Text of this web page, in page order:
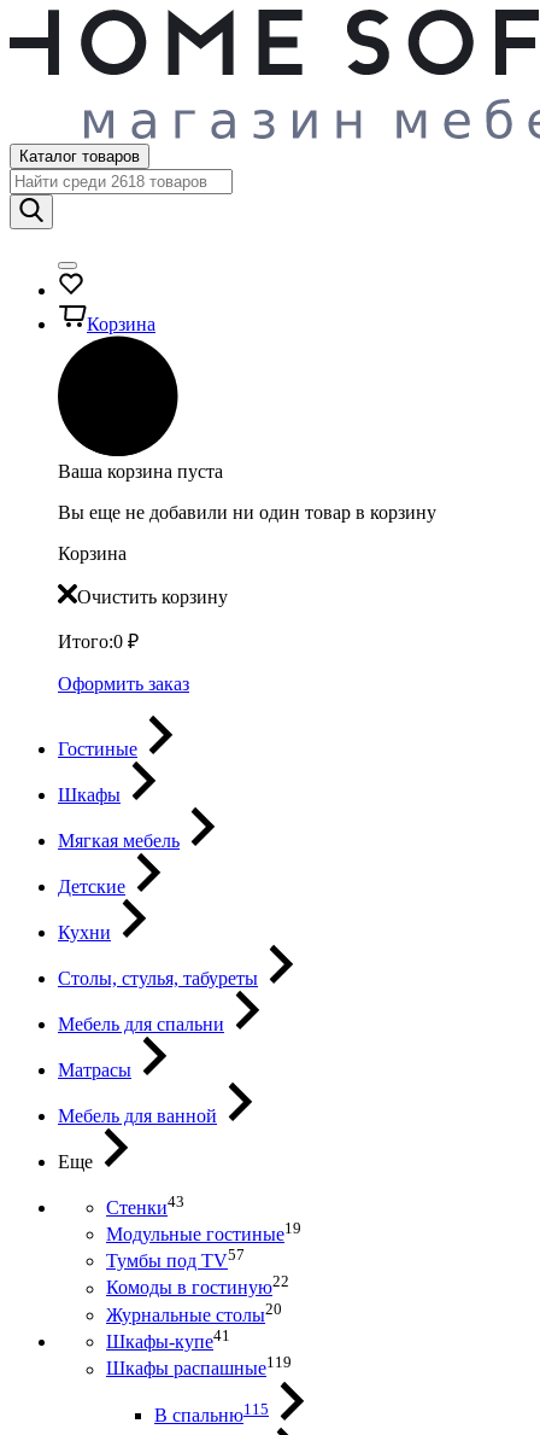
Каталог товаров
Корзина
Ваша корзина пуста
Вы еще не добавили ни один товар в корзину
Корзина
Очистить корзину
Итого:0 ₽
Оформить заказ
Гостиные
Шкафы
Мягкая мебель
Детские
Кухни
Столы, стулья, табуреты
Мебель для спальни
Матрасы
Мебель для ванной
Еще
Стенки43
Модульные гостиные19
Тумбы под ТV57
Комоды в гостиную22
Журнальные столы20
Шкафы-купе41
Шкафы распашные119
В спальню115